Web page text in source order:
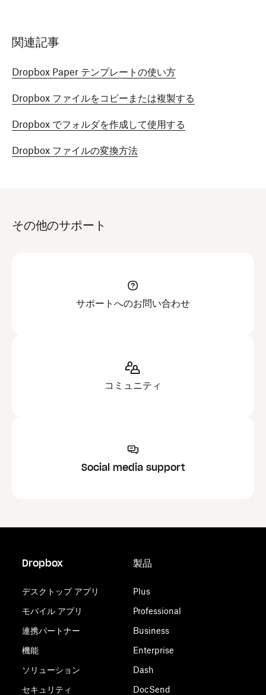
関連記事
Dropbox Paper テンプレートの使い方
Dropbox ファイルをコピーまたは複製する
Dropbox でフォルダを作成して使用する
Dropbox ファイルの変換方法
その他のサポート
サポートへのお問い合わせ
コミュニティ
Social media support
Dropbox
デスクトップ アプリ
モバイル アプリ
連携パートナー
機能
ソリューション
セキュリティ
製品
Plus
Professional
Business
Enterprise
Dash
DocSend